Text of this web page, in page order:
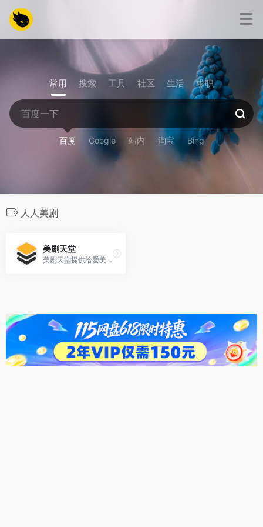
常用 搜索 工具 社区 生活 求职
百度 Google 站内 淘宝 Bing
人人美剧
美剧天堂
美剧天堂提供给爱美剧的人、好看的美剧在线观看、最新美剧下载、人人都爱美剧网。美剧天堂提供年最新美剧、年美剧推荐[…]